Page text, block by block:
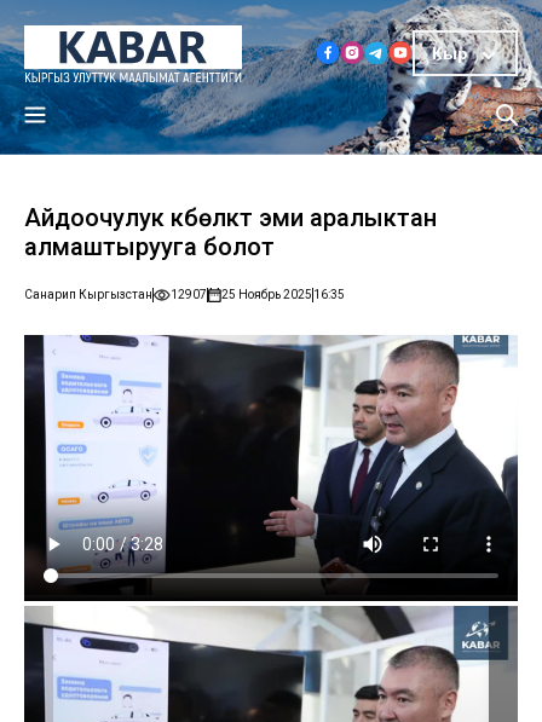
Кыр
Айдоочулук күбөлүктү эми аралыктан
алмаштырууга болот
Санарип Кыргызстан 12907 25 Ноябрь 2025 16:35